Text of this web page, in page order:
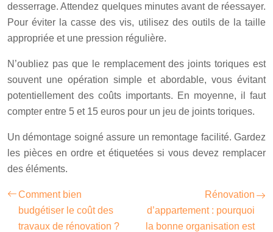
desserrage. Attendez quelques minutes avant de réessayer.
Pour éviter la casse des vis, utilisez des outils de la taille
appropriée et une pression régulière.
N’oubliez pas que le remplacement des joints toriques est
souvent une opération simple et abordable, vous évitant
potentiellement des coûts importants. En moyenne, il faut
compter entre 5 et 15 euros pour un jeu de joints toriques.
Un démontage soigné assure un remontage facilité. Gardez
les pièces en ordre et étiquetées si vous devez remplacer
des éléments.
Comment bien
budgétiser le coût des
travaux de rénovation ?
Rénovation
d’appartement : pourquoi
la bonne organisation est